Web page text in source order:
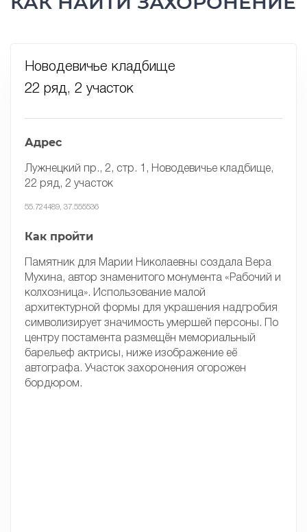
Новодевичье кладбище
22 ряд, 2 участок
Адрес
Лужнецкий пр., 2, стр. 1, Новодевичье кладбище,
22 ряд, 2 участок
55.724489, 37.555536
Как пройти
Памятник для Марии Николаевны создала Вера
Мухина, автор знаменитого монумента «Рабочий и
колхозница». Использование малой
архитектурной формы для украшения надгробия
символизирует значимость умершей персоны. По
центру постамента размещён мемориальный
барельеф актрисы, ниже изображение её
автографа. Участок захоронения огорожен
бордюром.